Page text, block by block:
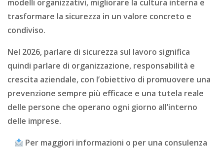
modelli organizzativi, migliorare la cultura interna e
trasformare la sicurezza in un valore concreto e
condiviso.
Nel 2026, parlare di sicurezza sul lavoro significa
quindi parlare di organizzazione, responsabilità e
crescita aziendale, con l’obiettivo di promuovere una
prevenzione sempre più efficace e una tutela reale
delle persone che operano ogni giorno all’interno
delle imprese.
Per maggiori informazioni o per una consulenza